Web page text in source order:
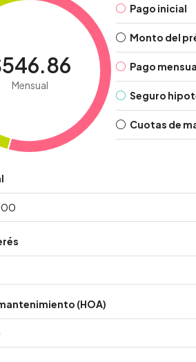
Mensual
Pago inicial
Monto del
Pago
Seguro
Cuotas de
(HOA)